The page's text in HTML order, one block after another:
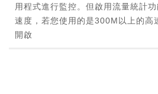
用程式進行監控。但啟用流量統計
速度，若您使用的是300M以上的高
開啟